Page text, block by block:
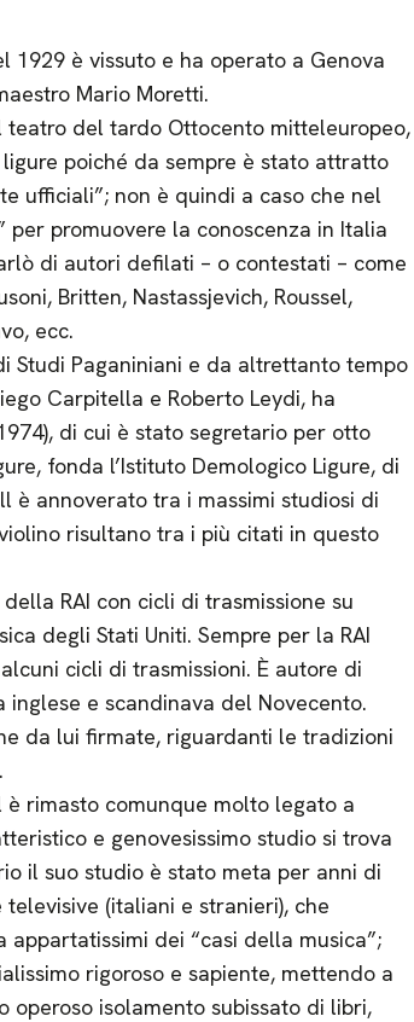
1929 è vissuto e ha operato a Genova
Mario Moretti.
teatro del tardo Ottocento mitteleuropeo,
poiché da sempre è stato attratto
ufficiali”; non è quindi a caso che nel
per promuovere la conoscenza in Italia
di autori defilati – o contestati – come
Britten, Nastassjevich, Roussel,
ecc.
Studi Paganiniani e da altrettanto tempo
Carpitella e Roberto Leydi, ha
di cui è stato segretario per otto
fonda l’Istituto Demologico Ligure, di
è annoverato tra i massimi studiosi di
risultano tra i più citati in questo
RAI con cicli di trasmissione su
degli Stati Uniti. Sempre per la RAI
cicli di trasmissioni. È autore di
e scandinava del Novecento.
da lui firmate, riguardanti le tradizioni
rimasto comunque molto legato a
e genovesissimo studio si trova
il suo studio è stato meta per anni di
(italiani e stranieri), che
dei “casi della musica”;
rigoroso e sapiente, mettendo a
operoso isolamento subissato di libri,